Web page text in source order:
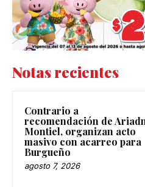
Notas recientes
Contrario a
recomendación de
Montiel, organizan acto
masivo con acarreo para
Burgueño
agosto 7, 2026